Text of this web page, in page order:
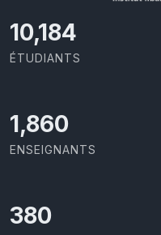
10,801
ÉTUDIANTS
1,973
ENSEIGNANTS
403